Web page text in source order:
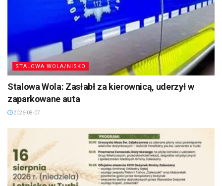
STALOWA WOLA/NISKO
Stalowa Wola: Zasłabł za kierownicą, uderzył w
zaparkowane auta
2026-08-07